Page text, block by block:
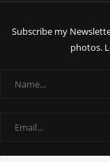
Subscribe my
photos.